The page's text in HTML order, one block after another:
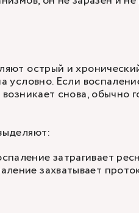
острый и
условно. Если
снова, обычно
затрагивает
захватывает